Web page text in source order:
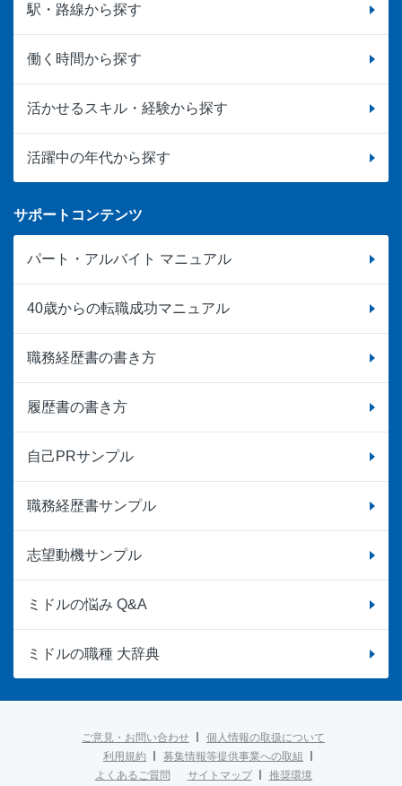
駅・路線から探す
働く時間から探す
活かせるスキル・経験から探す
活躍中の年代から探す
サポートコンテンツ
パート・アルバイト マニュアル
40歳からの転職成功マニュアル
職務経歴書の書き方
履歴書の書き方
自己PRサンプル
職務経歴書サンプル
志望動機サンプル
ミドルの悩み Q&A
ミドルの職種 大辞典
ご意見・お問い合わせ
個人情報の取扱について
利用規約
募集情報等提供事業への取組
よくあるご質問
サイトマップ 推奨環境